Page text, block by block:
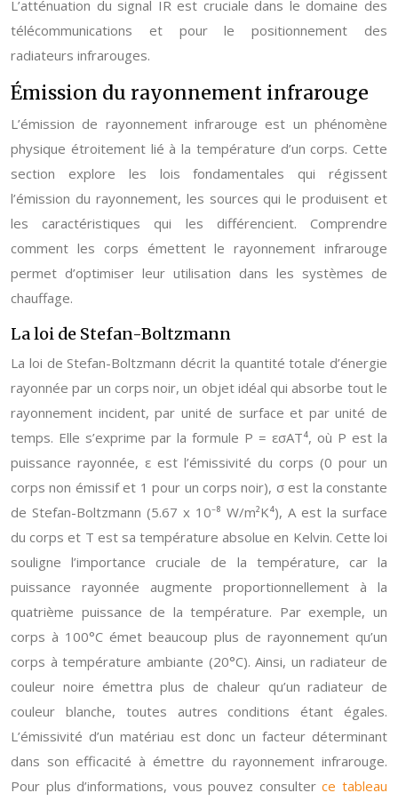
L’atténuation du signal IR est cruciale dans le domaine des
télécommunications et pour le positionnement des
radiateurs infrarouges.
Émission du rayonnement infrarouge
L’émission de rayonnement infrarouge est un phénomène
physique étroitement lié à la température d’un corps. Cette
section explore les lois fondamentales qui régissent
l’émission du rayonnement, les sources qui le produisent et
les caractéristiques qui les différencient. Comprendre
comment les corps émettent le rayonnement infrarouge
permet d’optimiser leur utilisation dans les systèmes de
chauffage.
La loi de Stefan-Boltzmann
La loi de Stefan-Boltzmann décrit la quantité totale d’énergie
rayonnée par un corps noir, un objet idéal qui absorbe tout le
rayonnement incident, par unité de surface et par unité de
temps. Elle s’exprime par la formule P = εσAT⁴, où P est la
puissance rayonnée, ε est l’émissivité du corps (0 pour un
corps non émissif et 1 pour un corps noir), σ est la constante
de Stefan-Boltzmann (5.67 x 10⁻⁸ W/m²K⁴), A est la surface
du corps et T est sa température absolue en Kelvin. Cette loi
souligne l’importance cruciale de la température, car la
puissance rayonnée augmente proportionnellement à la
quatrième puissance de la température. Par exemple, un
corps à 100°C émet beaucoup plus de rayonnement qu’un
corps à température ambiante (20°C). Ainsi, un radiateur de
couleur noire émettra plus de chaleur qu’un radiateur de
couleur blanche, toutes autres conditions étant égales.
L’émissivité d’un matériau est donc un facteur déterminant
dans son efficacité à émettre du rayonnement infrarouge.
Pour plus d’informations, vous pouvez consulterce tableau